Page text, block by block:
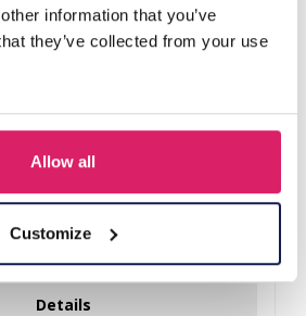
information that you’ve
they’ve collected from your use
Allow all
Customize
Login voor prijzen
Details